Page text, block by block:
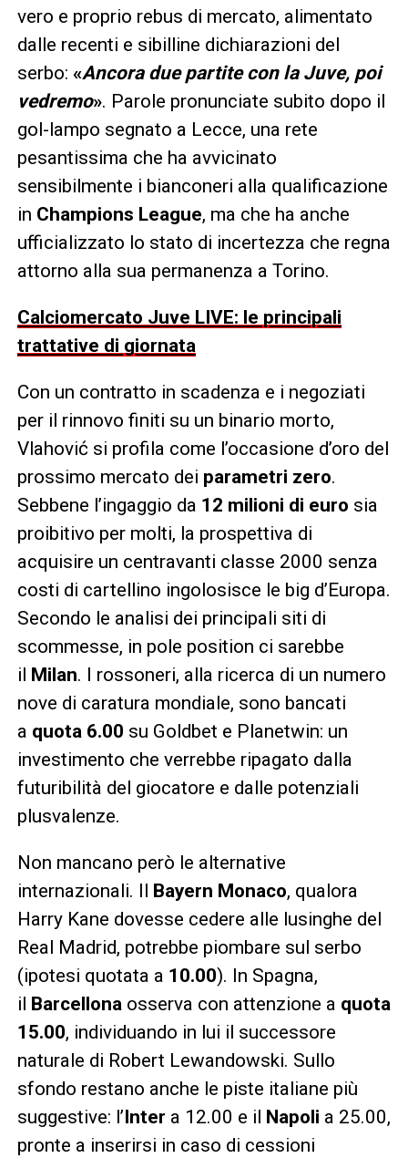
vero e proprio rebus di mercato, alimentato
dalle recenti e sibilline dichiarazioni del
serbo: «Ancora due partite con la Juve, poi
vedremo». Parole pronunciate subito dopo il
gol-lampo segnato a Lecce, una rete
pesantissima che ha avvicinato
sensibilmente i bianconeri alla qualificazione
in Champions League, ma che ha anche
ufficializzato lo stato di incertezza che regna
attorno alla sua permanenza a Torino.
Calciomercato Juve LIVE: le principali
trattative di giornata
Con un contratto in scadenza e i negoziati
per il rinnovo finiti su un binario morto,
Vlahović si profila come l’occasione d’oro del
prossimo mercato dei parametri zero.
Sebbene l’ingaggio da 12 milioni di euro sia
proibitivo per molti, la prospettiva di
acquisire un centravanti classe 2000 senza
costi di cartellino ingolosisce le big d’Europa.
Secondo le analisi dei principali siti di
scommesse, in pole position ci sarebbe
il Milan. I rossoneri, alla ricerca di un numero
nove di caratura mondiale, sono bancati
a quota 6.00 su Goldbet e Planetwin: un
investimento che verrebbe ripagato dalla
futuribilità del giocatore e dalle potenziali
plusvalenze.
Non mancano però le alternative
internazionali. Il Bayern Monaco, qualora
Harry Kane dovesse cedere alle lusinghe del
Real Madrid, potrebbe piombare sul serbo
(ipotesi quotata a 10.00). In Spagna,
il Barcellonaosserva con attenzione a quota
15.00, individuando in lui il successore
naturale di Robert Lewandowski. Sullo
sfondo restano anche le piste italiane più
suggestive: l’Inter a 12.00 e il Napoli a 25.00,
pronte a inserirsi in caso di cessioni